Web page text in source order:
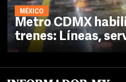
MÉXICO
Metro CDMX
trenes: Líneas,